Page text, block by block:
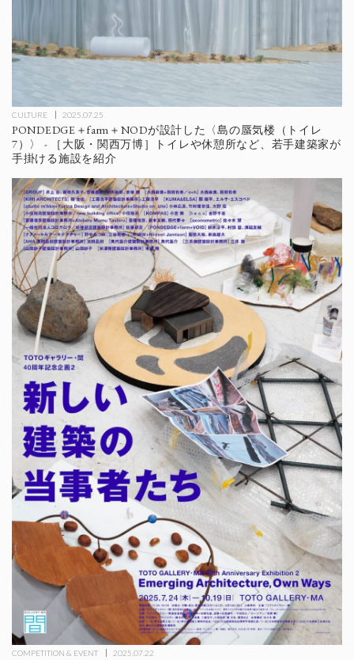
CULTURE 2025.07.25
PONDEDGE＋farm＋NODが設計した〈島の蜃気楼（トイレ
7）〉 - ［大阪・関西万博］トイレや休憩所など、若手建築家が
手掛ける施設を紹介
COMPETITION & EVENT 2025.07.22